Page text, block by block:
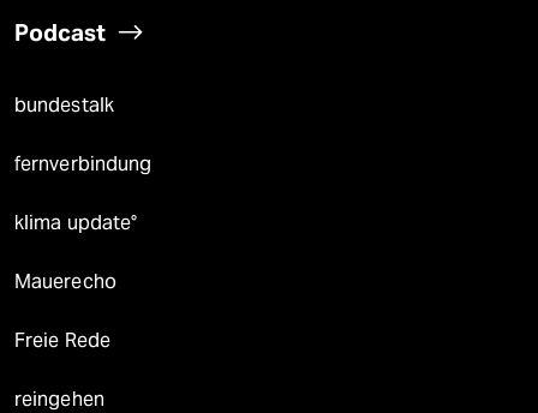
Podcast
bundestalk
fernverbindung
klima update°
Mauerecho
Freie Rede
reingehen